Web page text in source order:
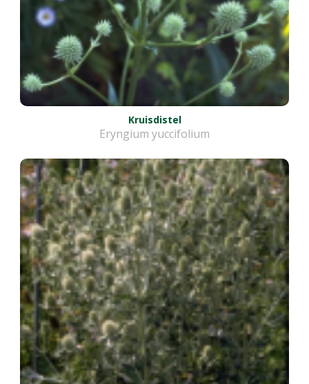
Kruisdistel
Eryngium yuccifolium